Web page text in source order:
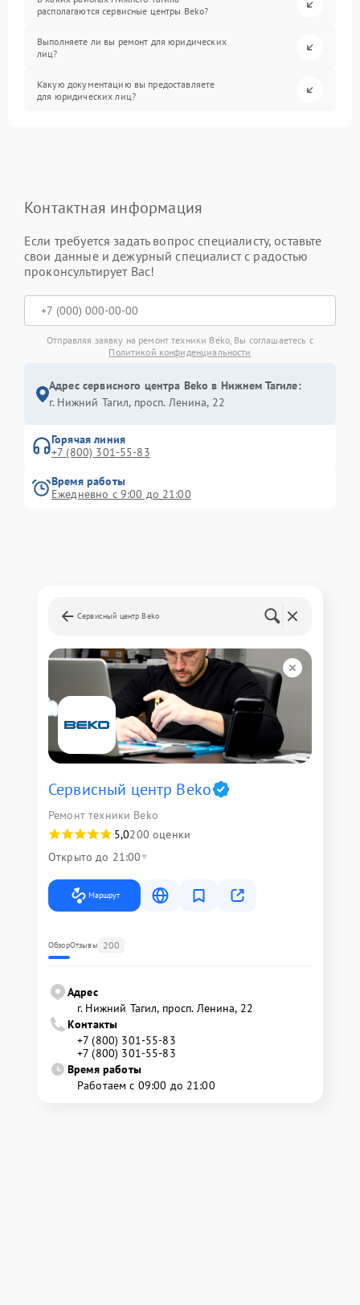
располагаются сервисные центры Beko?
Выполняете ли вы ремонт для юридических
лиц?
Какую документацию вы предоставляете
для юридических лиц?
Контактная информация
Если требуется задать вопрос специалисту, оставьте
свои данные и дежурный специалист с радостью
проконсультирует Вас!
Отправляя заявку на ремонт техники Beko, Вы соглашаетесь с
Политикой конфиденциальности
Адрес сервисного центра Beko в Нижнем Тагиле:
г. Нижний Тагил, просп. Ленина, 22
Горячая линия
+7 (800) 301-55-83
Время работы
Ежедневно с 9:00 до 21:00
Сервисный центр Beko
Сервисный центр Beko
Ремонт техники Beko
5,0200 оценки
Открыто до 21:00
Маршрут
ОбзорОтзывы 200
Адрес
г. Нижний Тагил, просп. Ленина, 22
Контакты
+7 (800) 301-55-83
+7 (800) 301-55-83
Время работы
Работаем с 09:00 до 21:00